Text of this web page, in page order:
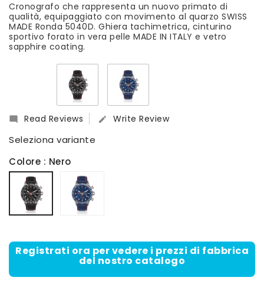
Cronografo che rappresenta un nuovo primato di
qualità, equipaggiato con movimento al quarzo SWISS
MADE Ronda 5040D. Ghiera tachimetrica, cinturino
sportivo forato in vera pelle MADE IN ITALY e vetro
sapphire coating.
 Read Reviews  Write Review
Seleziona variante
Colore : Nero
Registrati ora per vedere i prezzi di fabbrica
del nostro catalogo